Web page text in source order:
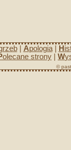
| Apologia| H
olecane strony W
©